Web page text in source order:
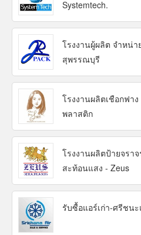
Systemtech.
โรงงานผู้ผลิต จำหน่
สุพรรณบุรี
โรงงานผลิตเชือกฟา
พลาสติก
โรงงานผลิตป้ายจรา
สะท้อนแสง - Zeus
รับซื้อแอร์เก่า-ศรีชนะ